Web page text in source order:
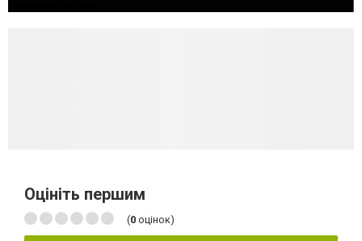
Оцініть першим
(0 оцінок)